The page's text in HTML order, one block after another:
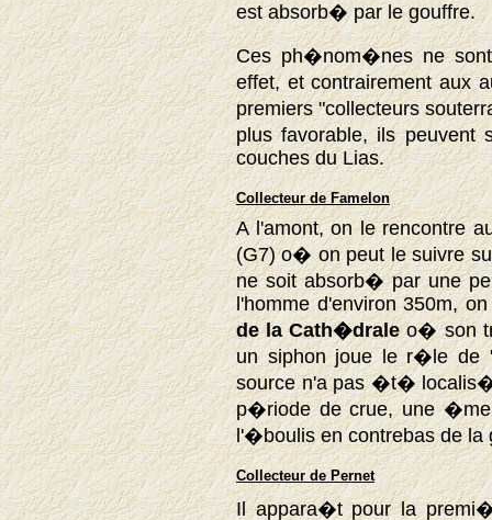
est absorb� par le gouffre.
Ces ph�nom�nes ne
effet, et contrairement aux
premiers "collecteurs
plus favorable, ils
couches du Lias.
Collecteur de Famelon
A l'amont, on le rencontre
(G7) o� on peut le suivre
ne soit absorb� par une
l'homme d'environ 350m,
de la Cath�draleo� son
un siphon joue le r�le de
source n'a pas �t�
p�riode de crue, une
l'�boulis en contrebas de la
Collecteur de Pernet
Il appara�t pour la